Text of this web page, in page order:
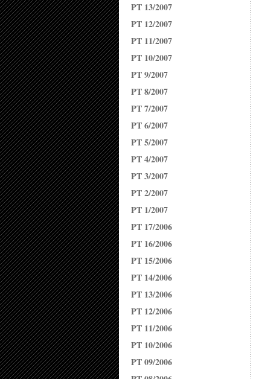
PT 13/2007
PT 12/2007
PT 11/2007
PT 10/2007
PT 9/2007
PT 8/2007
PT 7/2007
PT 6/2007
PT 5/2007
PT 4/2007
PT 3/2007
PT 2/2007
PT 1/2007
PT 17/2006
PT 16/2006
PT 15/2006
PT 14/2006
PT 13/2006
PT 12/2006
PT 11/2006
PT 10/2006
PT 09/2006